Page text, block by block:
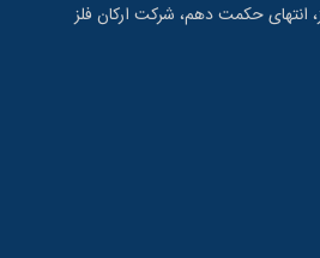
انتهای حکمت دهم، شرکت ارکان فلز